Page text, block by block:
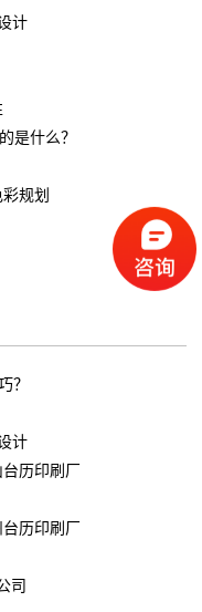
计
是什么？
规划
？
计
历印刷厂
历印刷厂
司